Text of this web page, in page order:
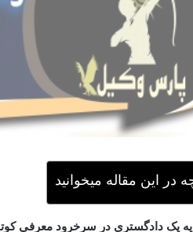
در این مقاله میخوانید
یک دادگستری در سرخرود معرفی